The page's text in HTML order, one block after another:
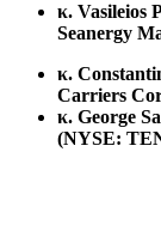
κ. Vasileios
Seanergy
κ.
Carriers
κ. George
(NYSE: